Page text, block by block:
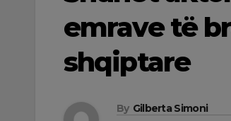
emrave të
shqiptare
By Gilberta Simoni